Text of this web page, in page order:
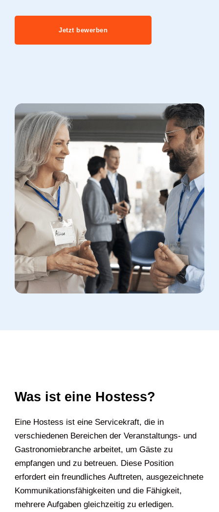
Jetzt bewerben
Was ist eine Hostess?
Eine Hostess ist eine Servicekraft, die in
verschiedenen Bereichen der Veranstaltungs- und
Gastronomiebranche arbeitet, um Gäste zu
empfangen und zu betreuen. Diese Position
erfordert ein freundliches Auftreten, ausgezeichnete
Kommunikationsfähigkeiten und die Fähigkeit,
mehrere Aufgaben gleichzeitig zu erledigen.